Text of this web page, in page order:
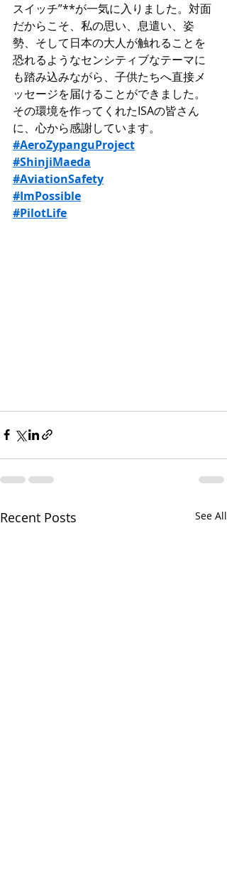
スイッチ”**が一気に入りました。対面
だからこそ、私の思い、息遣い、姿
勢、そして日本の大人が触れることを
恐れるようなセンシティブなテーマに
も踏み込みながら、子供たちへ直接メ
ッセージを届けることができました。
その環境を作ってくれたISAの皆さん
に、心から感謝しています。
#AeroZypanguProject
#ShinjiMaeda
#AviationSafety
#ImPossible
#PilotLife
Recent Posts See All